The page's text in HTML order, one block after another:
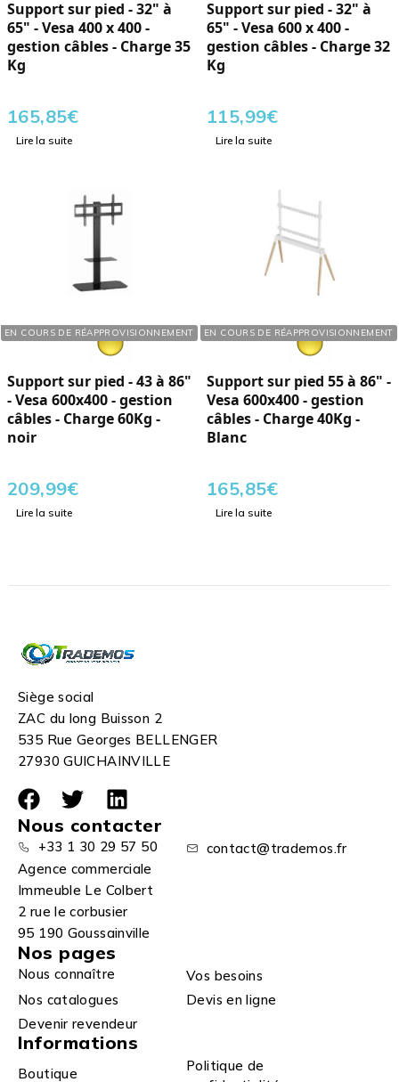
Support sur pied - 32" à
65" - Vesa 400 x 400 -
gestion câbles - Charge 35
Kg
165,85€
Lire la suite
Support sur pied - 32" à
65" - Vesa 600 x 400 -
gestion câbles - Charge 32
Kg
115,99€
Lire la suite
EN COURS DE RÉAPPROVISIONNEMENT
Réf. : 286865
Support sur pied - 43 à 86"
- Vesa 600x400 - gestion
câbles - Charge 60Kg -
noir
209,99€
Lire la suite
EN COURS DE RÉAPPROVISIONNEMENT
Réf. : 286861
Support sur pied 55 à 86" -
Vesa 600x400 - gestion
câbles - Charge 40Kg -
Blanc
165,85€
Lire la suite
Siège social
ZAC du long Buisson 2
535 Rue Georges BELLENGER
27930 GUICHAINVILLE
Nous contacter
+33 1 30 29 57 50
contact@trademos.fr
Agence commerciale
Immeuble Le Colbert
2 rue le corbusier
95 190 Goussainville
Nos pages
Nous connaître
Vos besoins
Nos catalogues
Devis en ligne
Devenir revendeur
Informations
Boutique
Politique de